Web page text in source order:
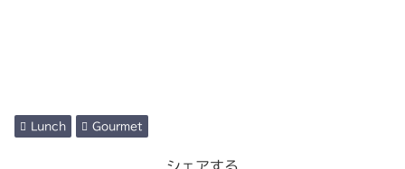
Lunch Gourmet
シェアする